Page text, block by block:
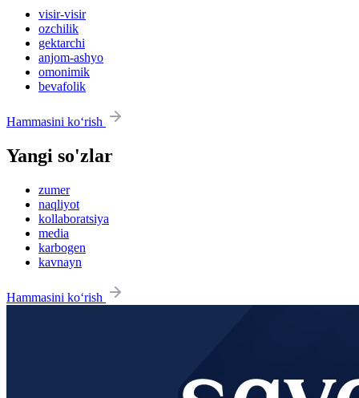
visir-visir
ozchilik
gektarchi
anjom-ashyo
omonimik
bevafolik
Hammasini ko‘rish
Yangi so'zlar
zumer
naqliyot
kollaboratsiya
media
karbogen
kavnayn
Hammasini ko‘rish